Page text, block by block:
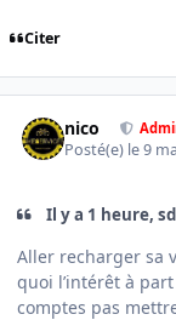
Citer
nico
Posté(e) le 9
Il y a 1 heure,
Aller recharger sa
quoi l’intérêt à
comptes pas